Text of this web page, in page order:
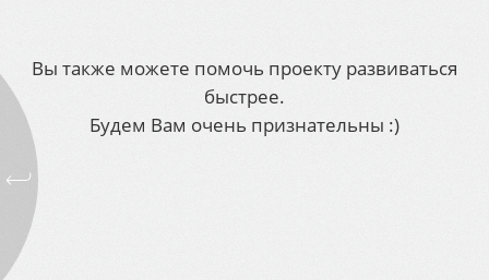
Вы также можете помочь проекту развиваться
быстрее.
Будем Вам очень признательны :)